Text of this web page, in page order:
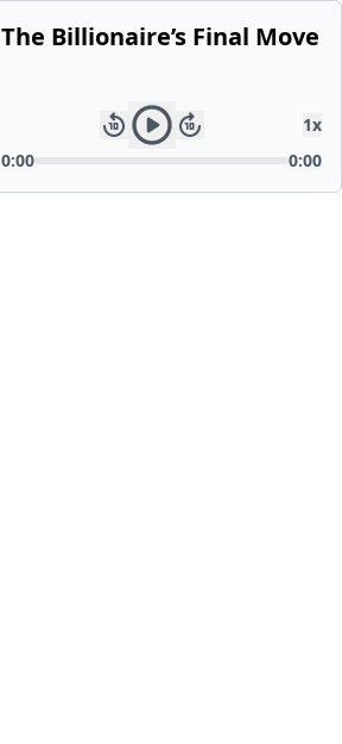
The Billionaire’s Final Move
1x
0:00
0:00